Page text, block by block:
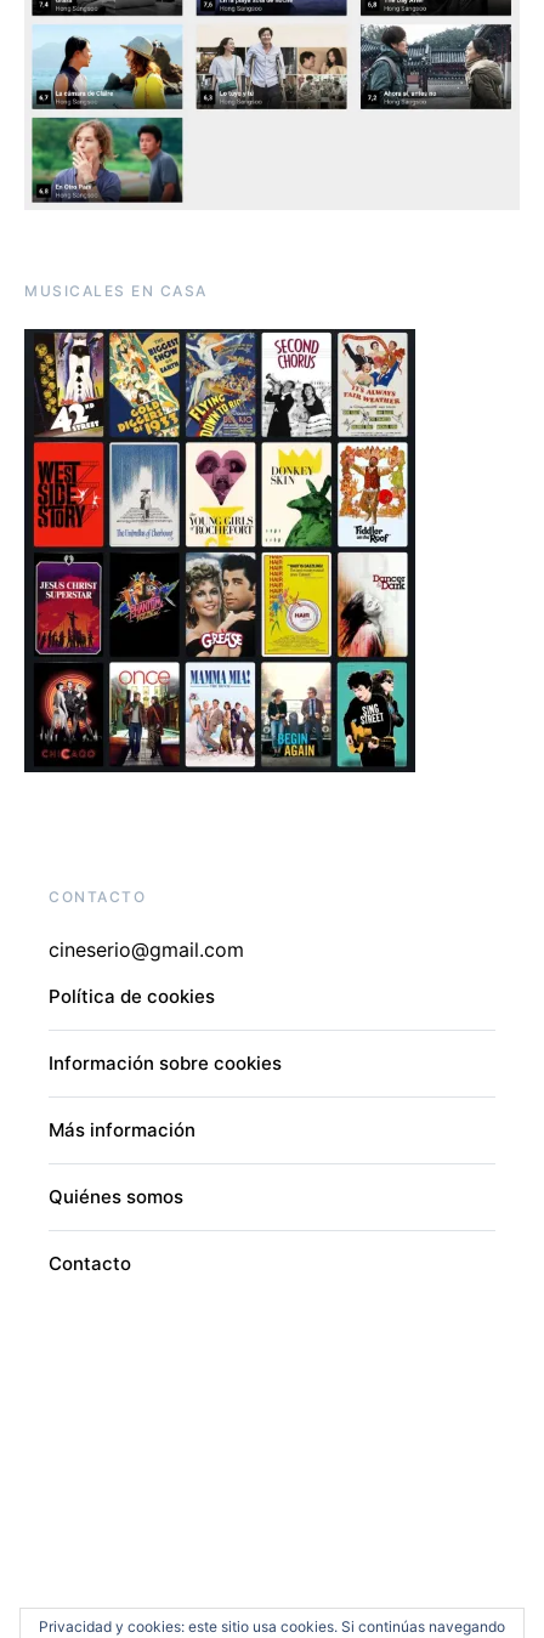
MUSICALES EN CASA
CONTACTO
cineserio@gmail.com
Política de cookies
Información sobre cookies
Más información
Quiénes somos
Contacto
Privacidad y cookies: este sitio usa cookies. Si continúas navegando